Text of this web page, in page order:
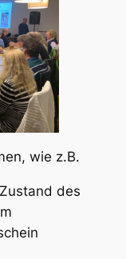
wie z.B.
des